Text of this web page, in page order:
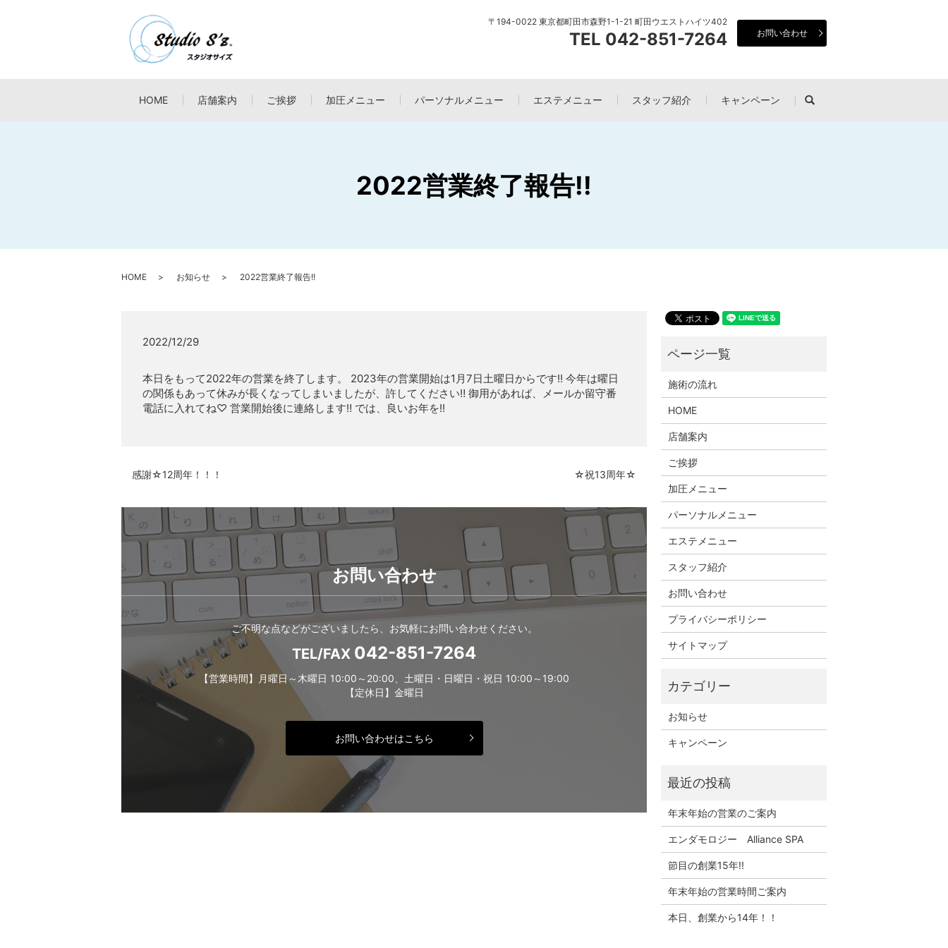
HOME 店舗案内 ご挨拶 加圧メニュー パーソナルメニュー エステメニュー スタッフ紹介 キャンペーン search
〒194-0022 東京都町田市森野1-1-21 町田ウエストハイツ402
TEL 042-851-7264 お問い合わせ
2022営業終了報告!!
HOME お知らせ 2022営業終了報告!!
2022/12/29
本日をもって2022年の営業を終了します。 2023年の営業開始は1月7日土曜日からです!! 今年は曜日
の関係もあって休みが長くなってしまいましたが、許してください‼ 御用があれば、メールか留守番
電話に入れてね♡ 営業開始後に連絡します‼ では、良いお年を!!
感謝☆12周年！！！ ☆祝13周年☆
お問い合わせ
ご不明な点などがございましたら、お気軽にお問い合わせください。
TEL/FAX 042-851-7264
【営業時間】月曜日～木曜日 10:00～20:00、土曜日・日曜日・祝日 10:00～19:00
【定休日】金曜日
お問い合わせはこちら
施術の流れ
HOME
店舗案内
ご挨拶
加圧メニュー
パーソナルメニュー
エステメニュー
スタッフ紹介
お問い合わせ
プライバシーポリシー
サイトマップ
お知らせ
キャンペーン
年末年始の営業のご案内
エンダモロジー Alliance SPA
節目の創業15年!!
年末年始の営業時間ご案内
本日、創業から14年！！